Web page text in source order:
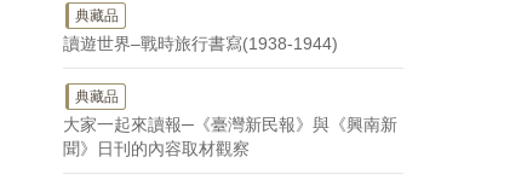
典藏品
讀遊世界–戰時旅行書寫(1938-1944)
典藏品
大家一起來讀報─《臺灣新民報》與《興南新
聞》日刊的內容取材觀察